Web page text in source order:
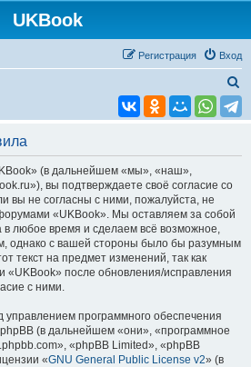
UKBook
Вход
Регистрация
(в дальнейшем «мы», «наш»,
вы подтверждаете своё согласие со
вы не согласны с ними, пожалуйста, не
«UKBook». Мы оставляем за собой
в любое время и сделаем всё возможное,
однако с вашей стороны было бы разумным
текст на предмет изменений, так как
«UKBook» после обновления/исправления
с ними.
программного обеспечения
(в дальнейшем «они», «программное
«phpBB Limited», «phpBB
«GNU General Public License v2» (в